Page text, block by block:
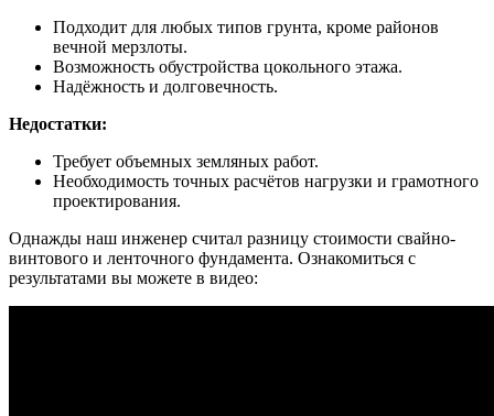
Подходит для любых типов грунта, кроме районов
вечной мерзлоты.
Возможность обустройства цокольного этажа.
Надёжность и долговечность.
Недостатки:
Требует объемных земляных работ.
Необходимость точных расчётов нагрузки и грамотного
проектирования.
Однажды наш инженер считал разницу стоимости свайно-
винтового и ленточного фундамента. Ознакомиться с
результатами вы можете в видео: